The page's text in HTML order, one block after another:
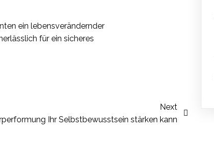
ein lebensverändernder
für ein sicheres
Next
Ihr Selbstbewusstsein stärken kann